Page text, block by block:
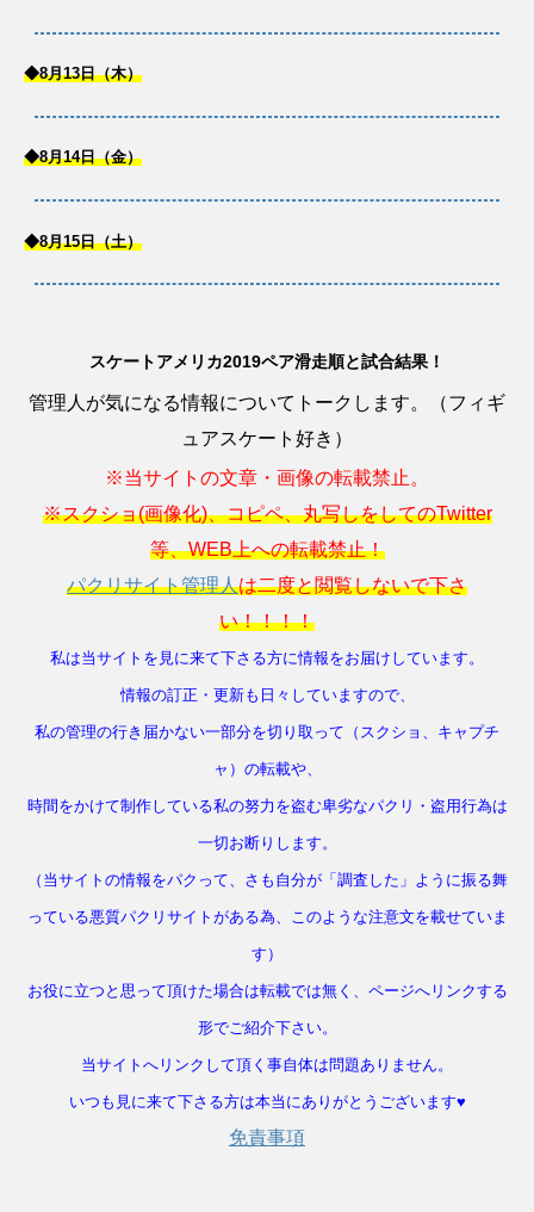
◆8月13日（木）
◆8月14日（金）
◆8月15日（土）
スケートアメリカ2019ペア滑走順と試合結果！
管理人が気になる情報についてトークします。（フィギ
ュアスケート好き）
※当サイトの文章・画像の転載禁止。
※スクショ(画像化)、コピペ、丸写しをしてのTwitter
等、WEB上への転載禁止！
パクリサイト管理人は二度と閲覧しないで下さ
い！！！！
私は当サイトを見に来て下さる方に情報をお届けしています。
情報の訂正・更新も日々していますので、
私の管理の行き届かない一部分を切り取って（スクショ、キャプチ
ャ）の転載や、
時間をかけて制作している私の努力を盗む卑劣なパクリ・盗用行為は
一切お断りします。
（当サイトの情報をパクって、さも自分が「調査した」ように振る舞
っている悪質パクリサイトがある為、このような注意文を載せていま
す）
お役に立つと思って頂けた場合は転載では無く、ページへリンクする
形でご紹介下さい。
当サイトへリンクして頂く事自体は問題ありません。
いつも見に来て下さる方は本当にありがとうございます♥
免責事項